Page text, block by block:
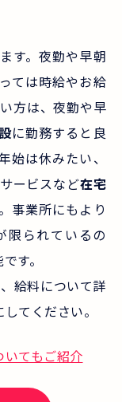
す。夜勤や早朝
ては時給やお給
方は、夜勤や早
に勤務すると良
始は休みたい、
ービスなど在宅
事業所にもより
限られているの
す。
給料について詳
てください。
てもご紹介